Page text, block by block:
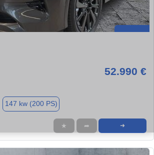
52.990 €
147 kw (200 PS)
★ ➦ ➜